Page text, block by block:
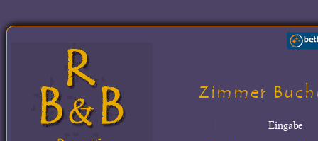
Zimmer
Eingabe